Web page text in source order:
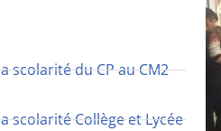
scolarité du CP au CM2
scolarité Collège et Lycée